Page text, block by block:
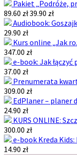
Pakiet „Podróże,
89.60 zł39.90 zł
Audiobook:
29.90 zł
Kurs online „Jak
347.00 zł
e-book: Jak łączyć
37.00 zł
Prenumerata
309.00 zł
EdPlaner – planer
24.90 zł
KURS ONLINE:
300.00 zł
e-book Kreda
14.90 zł